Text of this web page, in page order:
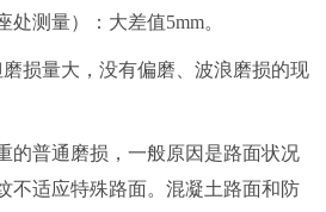
测量）：大差值5mm。
损量大，没有偏磨、波浪磨损的现
的普通磨损，一般原因是路面状况
不适应特殊路面。混凝土路面和防